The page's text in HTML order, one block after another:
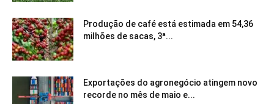
Produção de café está estimada em 54,36
milhões de sacas, 3ª...
Exportações do agronegócio atingem novo
recorde no mês de maio e...